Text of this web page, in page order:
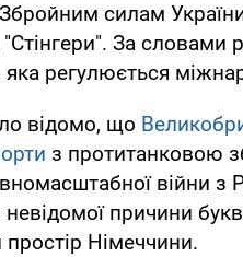
силам України
За словами
яка регулюється
відомо, що
з протитанковою
війни з
причини
простір Німеччини.